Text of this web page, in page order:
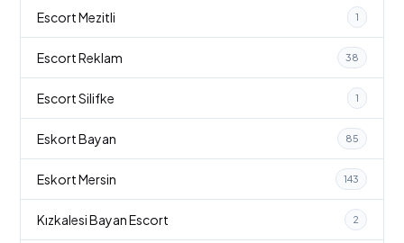
Escort Mezitli 1
Escort Reklam 38
Escort Silifke 1
Eskort Bayan 85
Eskort Mersin 143
Kızkalesi Bayan Escort 2